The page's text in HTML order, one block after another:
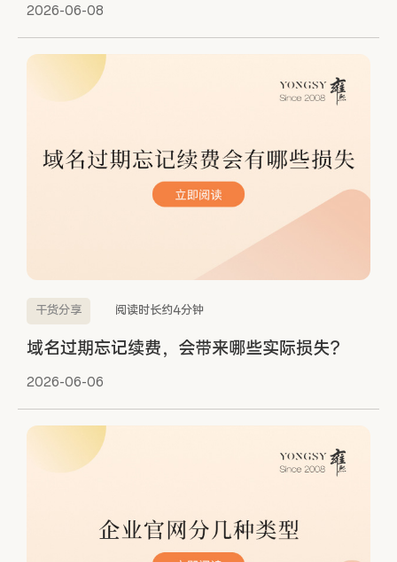
2026-06-08
干货分享 阅读时长约4分钟
域名过期忘记续费，会带来哪些实际损失？
2026-06-06